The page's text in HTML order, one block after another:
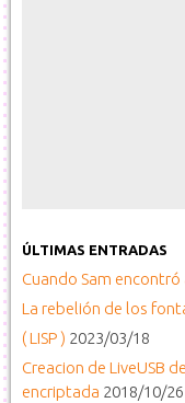
ÚLTIMAS ENTRADAS
Cuando Sam encontró
La rebelión de los
( LISP ) 2023/03/18
Creacion de LiveUSB
encriptada 2018/10/26